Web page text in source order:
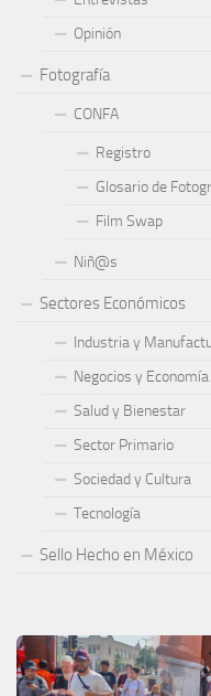
Opinión
Fotografía
CONFA
Registro
Glosario de
Film Swap
Niñ@s
Sectores Económicos
Industria y
Negocios y Economía
Salud y Bienestar
Sector Primario
Sociedad y Cultura
Tecnología
Sello Hecho en México